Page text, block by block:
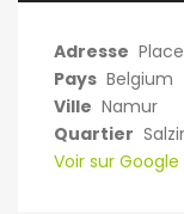
Adresse
Pays Belgium
Ville Namur
Quartier
Voir sur Google